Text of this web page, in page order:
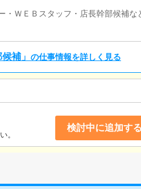
ＷＥＢスタッフ・店長幹部候補な
補」 の仕事情報を詳しく見る
。
検討中に追加する